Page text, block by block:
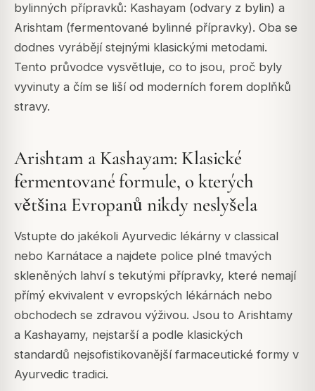
bylinných přípravků: Kashayam (odvary z bylin) a
Arishtam (fermentované bylinné přípravky). Oba se
dodnes vyrábějí stejnými klasickými metodami.
Tento průvodce vysvětluje, co to jsou, proč byly
vyvinuty a čím se liší od moderních forem doplňků
stravy.
Arishtam a Kashayam: Klasické
fermentované formule, o kterých
většina Evropanů nikdy neslyšela
Vstupte do jakékoli Ayurvedic lékárny v classical
nebo Karnátace a najdete police plné tmavých
skleněných lahví s tekutými přípravky, které nemají
přímý ekvivalent v evropských lékárnách nebo
obchodech se zdravou výživou. Jsou to Arishtamy
a Kashayamy, nejstarší a podle klasických
standardů nejsofistikovanější farmaceutické formy v
Ayurvedic tradici.